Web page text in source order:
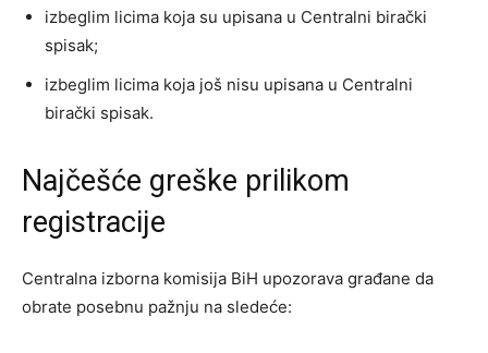
izbeglim licima koja su upisana u Centralni birački
spisak;
izbeglim licima koja još nisu upisana u Centralni
birački spisak.
Najčešće greške prilikom
registracije
Centralna izborna komisija BiH upozorava građane da
obrate posebnu pažnju na sledeće: